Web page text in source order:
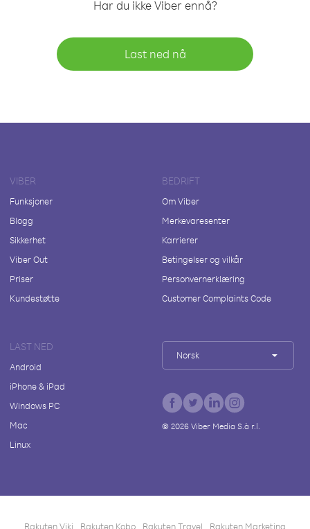
Har du ikke Viber ennå?
Last ned nå
VIBER
Funksjoner
Blogg
Sikkerhet
Viber Out
Priser
Kundestøtte
BEDRIFT
Om Viber
Merkevaresenter
Karrierer
Betingelser og vilkår
Personvernerklæring
Customer Complaints Code
LAST NED
Android
iPhone & iPad
Windows PC
Mac
Linux
Norsk
© 2026Viber Media S.à r.l.
Rakuten Viki Rakuten Kobo Rakuten Travel Rakuten Marketing